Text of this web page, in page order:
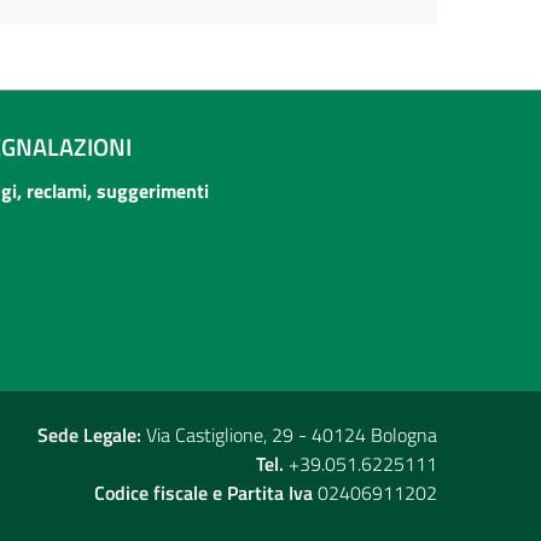
reclami, suggerimenti
Sede Legale: Via Castiglione, 29 - 40124 Bologna
Tel. +39.051.6225111
Codice fiscale e Partita Iva02406911202